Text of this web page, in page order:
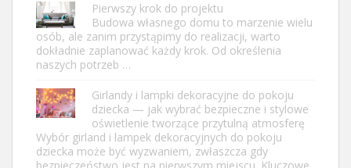
Pierwszy krok do projektu
Budowa własnego domu to marzenie wielu
osób, ale zanim przystąpimy do realizacji, warto
dokładnie zaplanować każdy krok. Od określenia
naszych potrzeb …
Girlandy i lampki dekoracyjne do pokoju
dziecka — jak wybrać bezpieczne i stylowe
oświetlenie tworzące przytulną atmosferę
Wybór girland i lampek dekoracyjnych do pokoju
dziecka może być wyzwaniem, zwłaszcza gdy